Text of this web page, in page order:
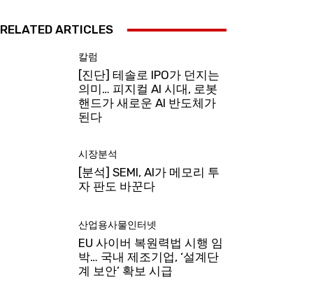
RELATED ARTICLES
칼럼
[진단] 테솔로 IPO가 던지는
의미… 피지컬 AI 시대, 로봇
핸드가 새로운 AI 반도체가
된다
시장분석
[분석] SEMI, AI가 메모리 투
자 판도 바꾼다
산업용사물인터넷
EU 사이버 복원력법 시행 임
박… 국내 제조기업, ‘설계단
계 보안’ 확보 시급